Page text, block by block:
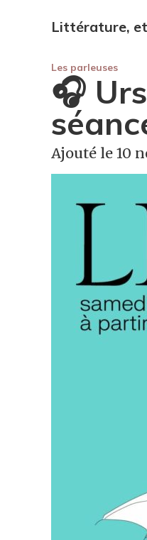
Littérature,
Les parleuses
🎧
Ajouté le 10